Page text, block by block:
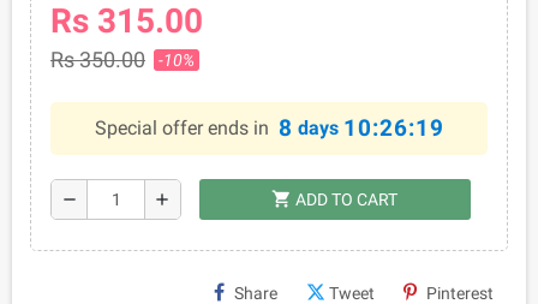
Rs 315.00
Rs 350.00 -10%
Special offer ends in 8 days 10:26:19
remove add shopping_cart ADD TO CART
Share Tweet Pinterest